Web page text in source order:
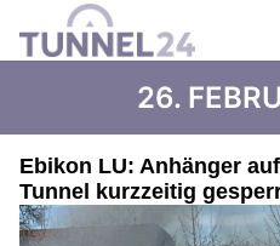
26.
Ebikon LU: Anhänger
Tunnel kurzzeitig